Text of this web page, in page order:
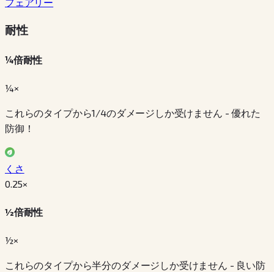
耐性
¼倍耐性
¼×
これらのタイプから1/4のダメージしか受けません - 優れた
防御！
くさ
0.25×
½倍耐性
½×
これらのタイプから半分のダメージしか受けません - 良い防